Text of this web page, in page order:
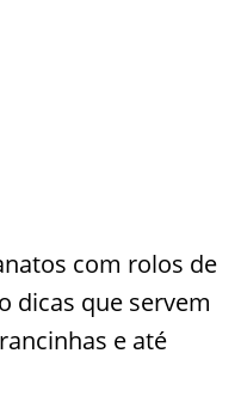
com rolos de
dicas que servem
e até